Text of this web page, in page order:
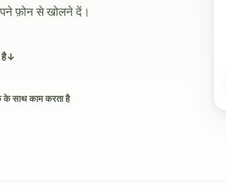
फ़ोन से खोलने दें।
↓
के साथ काम करता है